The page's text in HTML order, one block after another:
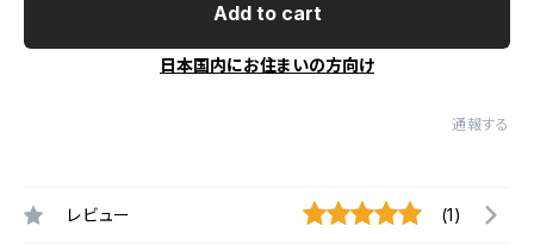
Add to cart
日本国内にお住まいの方向け
通報する
レビュー (1)